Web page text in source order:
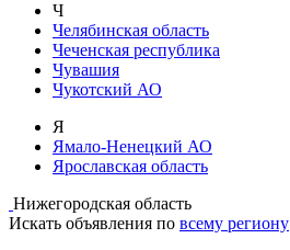
Ч
Челябинская область
Чеченская республика
Чувашия
Чукотский АО
Я
Ямало-Ненецкий АО
Ярославская область
Нижегородская область
Искать объявления по всему региону